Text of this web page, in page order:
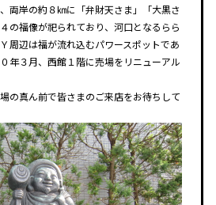
両岸の約８㎞に「弁財天さま」「大黒さ
の福像が祀られており、河口となるらら
周辺は福が流れ込むパワースポットであ
年３月、西館１階に売場をリニューアル
の真ん前で皆さまのご来店をお待ちして